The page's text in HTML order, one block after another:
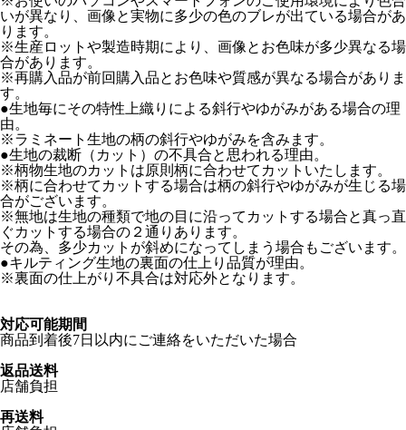
いが異なり、画像と実物に多少の色のブレが出ている場合があ
ります。
※生産ロットや製造時期により、画像とお色味が多少異なる場
合があります。
※再購入品が前回購入品とお色味や質感が異なる場合がありま
す。
●生地毎にその特性上織りによる斜行やゆがみがある場合の理
由。
※ラミネート生地の柄の斜行やゆがみを含みます。
●生地の裁断（カット）の不具合と思われる理由。
※柄物生地のカットは原則柄に合わせてカットいたします。
※柄に合わせてカットする場合は柄の斜行やゆがみが生じる場
合がございます。
※無地は生地の種類で地の目に沿ってカットする場合と真っ直
ぐカットする場合の２通りあります。
その為、多少カットが斜めになってしまう場合もございます。
●キルティング生地の裏面の仕上り品質が理由。
※裏面の仕上がり不具合は対応外となります。
対応可能期間
商品到着後7日以内にご連絡をいただいた場合
返品送料
店舗負担
再送料